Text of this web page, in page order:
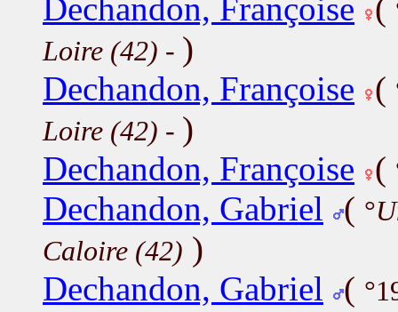
Dechandon, Françoise (
Loire (42) - )
Dechandon, Françoise (
Loire (42) - )
Dechandon, Françoise (
Dechandon, Gabriel ( °
Caloire (42) )
Dechandon, Gabriel
(